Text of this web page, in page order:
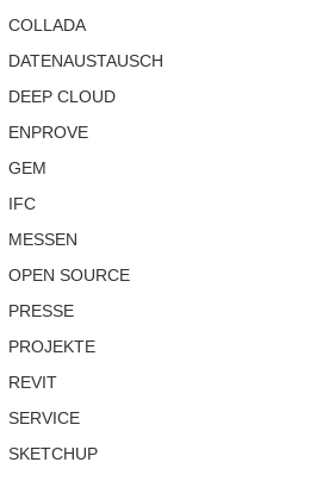
COLLADA
DATENAUSTAUSCH
DEEP CLOUD
ENPROVE
GEM
IFC
MESSEN
OPEN SOURCE
PRESSE
PROJEKTE
REVIT
SERVICE
SKETCHUP